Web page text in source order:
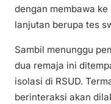
dengan membawa
lanjutan berupa tes
Sambil menunggu
dua remaja ini
isolasi di RSUD.
berinteraksi akan